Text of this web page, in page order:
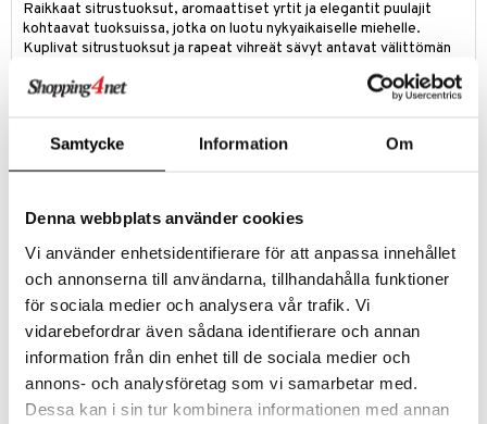
Samtycke Information Om
Denna webbplats använder cookies
Vi använder enhetsidentifierare för att anpassa innehållet
och annonserna till användarna, tillhandahålla funktioner
för sociala medier och analysera vår trafik. Vi
vidarebefordrar även sådana identifierare och annan
information från din enhet till de sociala medier och
annons- och analysföretag som vi samarbetar med.
Dessa kan i sin tur kombinera informationen med annan
Raikkaat sitrustuoksut, aromaattiset yrtit ja elegantit puulajit
kohtaavat tuoksuissa, jotka on luotu nykyaikaiselle miehelle.
Kuplivat sitrustuoksut ja rapeat vihreät sävyt antavat välittömän
Keveitä, hienostuneita ja unohtumattomia – täydellisiä joka
Sydäntuoksu:santelipuu, korianteri, jasmiini, iiris ja tammisammal
Pohjatuoksu:myski ja ambra
Ainesosat
alcohol denat., aqua/water/eau, parfum/fragrance,
acrylates/octylacrylamide copolymer, limonene, linalool,
hydroxycitronellal, hydrolyzed jojoba esters, citronellol, citral,
geraniol, alpha-isomethyl ionone.